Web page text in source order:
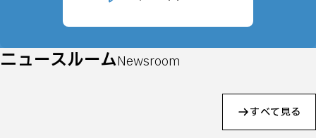
ニュースルームNewsroom
すべて見る